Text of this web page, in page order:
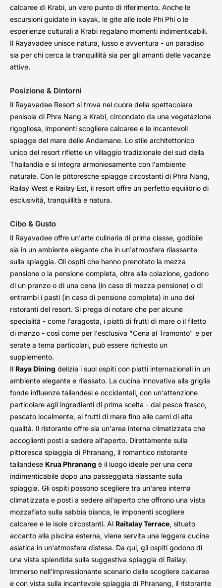
calcaree di Krabi, un vero punto di riferimento. Anche le
escursioni guidate in kayak, le gite alle isole Phi Phi o le
esperienze culturali a Krabi regalano momenti indimenticabili.
Il Rayavadee unisce natura, lusso e avventura - un paradiso
sia per chi cerca la tranquillità sia per gli amanti delle vacanze
attive.
Posizione & Dintorni
Il Rayavadee Resort si trova nel cuore della spettacolare
penisola di Phra Nang a Krabi, circondato da una vegetazione
rigogliosa, imponenti scogliere calcaree e le incantevoli
spiagge del mare delle Andamane. Lo stile architettonico
unico del resort riflette un villaggio tradizionale del sud della
Thailandia e si integra armoniosamente con l'ambiente
naturale. Con le pittoresche spiagge circostanti di Phra Nang,
Railay West e Railay Est, il resort offre un perfetto equilibrio di
esclusività, tranquillità e natura.
Cibo & Gusto
Il Rayavadee offre un'arte culinaria di prima classe, godibile
sia in un ambiente elegante che in un'atmosfera rilassante
sulla spiaggia. Gli ospiti che hanno prenotato la mezza
pensione o la pensione completa, oltre alla colazione, godono
di un pranzo o di una cena (in caso di mezza pensione) o di
entrambi i pasti (in caso di pensione completa) in uno dei
ristoranti del resort. Si prega di notare che per alcune
specialità - come l'aragosta, i piatti di frutti di mare o il filetto
di manzo - così come per l'esclusiva "Cena al Tramonto" e per
serate a tema particolari, può essere richiesto un
supplemento.
Il Raya Dining delizia i suoi ospiti con piatti internazionali in un
ambiente elegante e rilassato. La cucina innovativa alla griglia
fonde influenze tailandesi e occidentali, con un'attenzione
particolare agli ingredienti di prima scelta - dal pesce fresco,
pescato localmente, ai frutti di mare fino alle carni di alta
qualità. Il ristorante offre sia un'area interna climatizzata che
accoglienti posti a sedere all'aperto. Direttamente sulla
pittoresca spiaggia di Phranang, il romantico ristorante
tailandese Krua Phranang è il luogo ideale per una cena
indimenticabile dopo una passeggiata rilassante sulla
spiaggia. Gli ospiti possono scegliere tra un'area interna
climatizzata e posti a sedere all'aperto che offrono una vista
mozzafiato sulla sabbia bianca, le imponenti scogliere
calcaree e le isole circostanti. Al Raitalay Terrace, situato
accanto alla piscina esterna, viene servita una leggera cucina
asiatica in un'atmosfera distesa. Da qui, gli ospiti godono di
una vista splendida sulla suggestiva spiaggia di Railay.
Immerso nell'impressionante scenario delle scogliere calcaree
e con vista sulla incantevole spiaggia di Phranang, il ristorante